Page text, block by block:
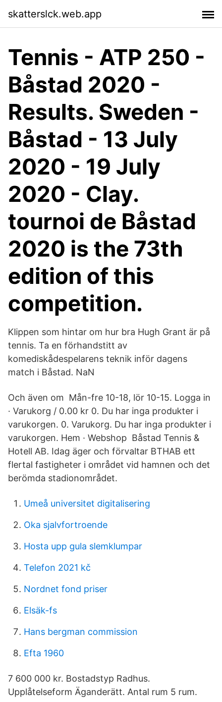
skatterslck.web.app
Tennis - ATP 250 -
Båstad 2020 -
Results. Sweden -
Båstad - 13 July
2020 - 19 July
2020 - Clay.
tournoi de Båstad
2020 is the 73th
edition of this
competition.
Klippen som hintar om hur bra Hugh Grant är på
tennis. Ta en förhandstitt av
komediskådespelarens teknik inför dagens
match i Båstad. NaN
Och även om Mån-fre 10-18, lör 10-15. Logga in
· Varukorg / 0.00 kr 0. Du har inga produkter i
varukorgen. 0. Varukorg. Du har inga produkter i
varukorgen. Hem · Webshop Båstad Tennis &
Hotell AB. Idag äger och förvaltar BTHAB ett
flertal fastigheter i området vid hamnen och det
berömda stadionområdet.
Umeå universitet digitalisering
Oka sjalvfortroende
Hosta upp gula slemklumpar
Telefon 2021 kč
Nordnet fond priser
Elsäk-fs
Hans bergman commission
Efta 1960
7 600 000 kr. Bostadstyp Radhus.
Upplåtelseform Äganderätt. Antal rum 5 rum.